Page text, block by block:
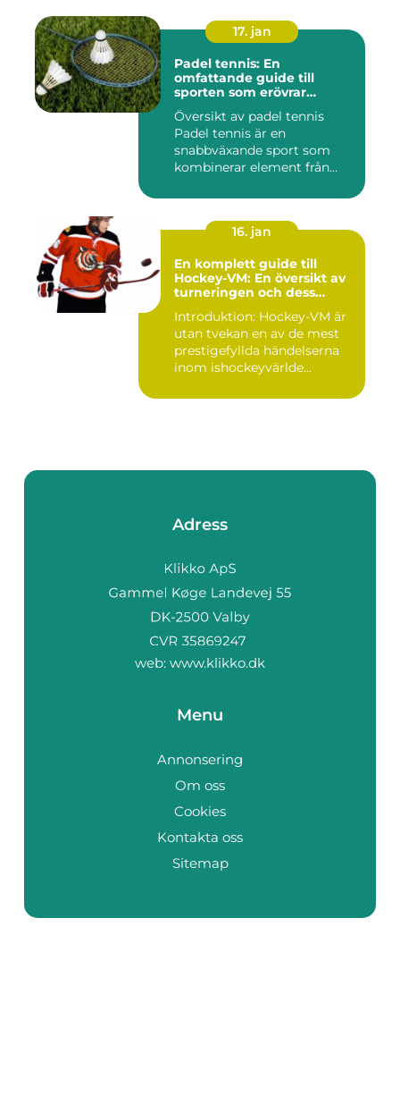
17. jan
Padel tennis: En
omfattande guide till
sporten som erövrar
världen
Översikt av padel tennis
Padel tennis är en
snabbväxande sport som
kombinerar element från
16. jan
En komplett guide till
Hockey-VM: En översikt av
turneringen och dess
Introduktion: Hockey-VM är
utan tvekan en av de mest
prestigefyllda händelserna
inom ishockeyvärlde...
Adress
web: www.klikko.dk
Menu
Annonsering
Om oss
Cookies
Kontakta oss
Sitemap